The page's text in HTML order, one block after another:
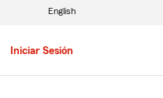
Iniciar Sesión
English